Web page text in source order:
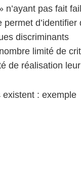
n’ayant pas fait
permet
discriminants
limité de
de réalisation
: exemple